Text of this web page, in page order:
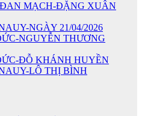
MẠCH-ĐẶNG XUÂN
NGÀY 21/04/2026
NGUYỄN THƯƠNG
ĐỖ KHÁNH HUYỀN
LÔ THỊ BÌNH